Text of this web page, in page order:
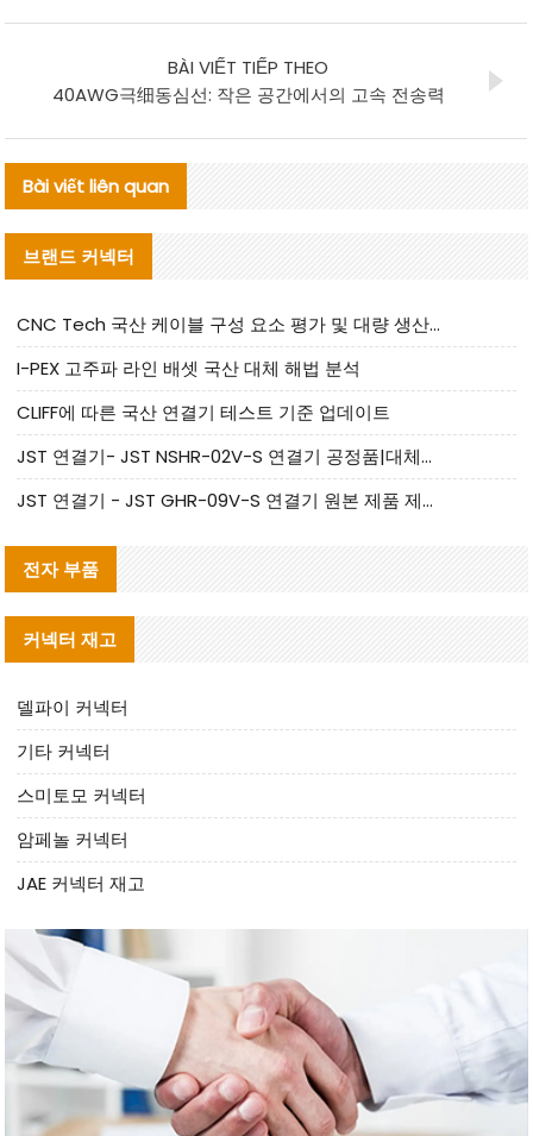
BÀI VIẾT TIẾP THEO
40AWG극细동심선: 작은 공간에서의 고속 전송력
Bài viết liên quan
브랜드 커넥터
CNC Tech 국산 케이블 구성 요소 평가 및 대량 생산 적합성 가이드
I-PEX 고주파 라인 배셋 국산 대체 해법 분석
CLIFF에 따른 국산 연결기 테스트 기준 업데이트
JST 연결기- JST NSHR-02V-S 연결기 공정품|대체품 제공
JST 연결기 - JST GHR-09V-S 연결기 원본 제품 제공 | 대체품 제공
전자 부품
커넥터 재고
델파이 커넥터
기타 커넥터
스미토모 커넥터
암페놀 커넥터
JAE 커넥터 재고